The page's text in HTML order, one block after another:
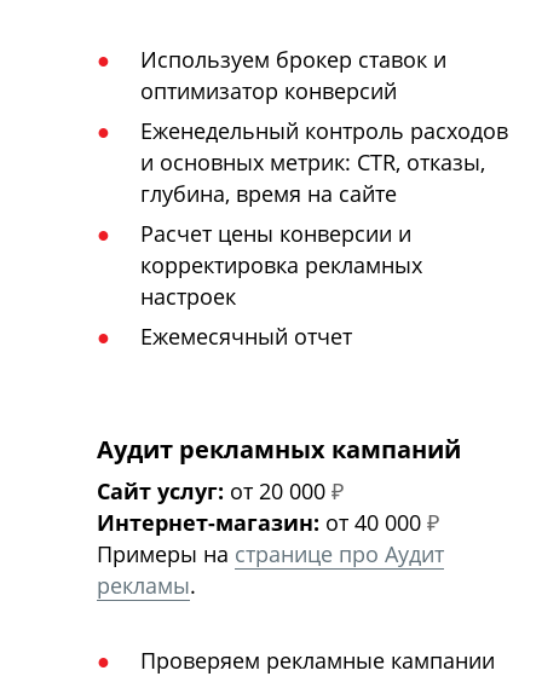
Используем брокер ставок и
оптимизатор конверсий
Еженедельный контроль расходов
и основных метрик: CTR, отказы,
глубина, время на сайте
Расчет цены конверсии и
корректировка рекламных
настроек
Ежемесячный отчет
Аудит рекламных кампаний
Сайт услуг: от 20 000 ₽
Интернет-магазин: от 40 000 ₽
Примеры на странице про Аудит
рекламы.
Проверяем рекламные кампании